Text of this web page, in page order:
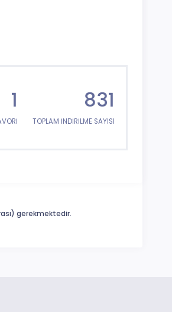
1 831
TOPLAM İNDİRİLME SAYISI
gerekmektedir.